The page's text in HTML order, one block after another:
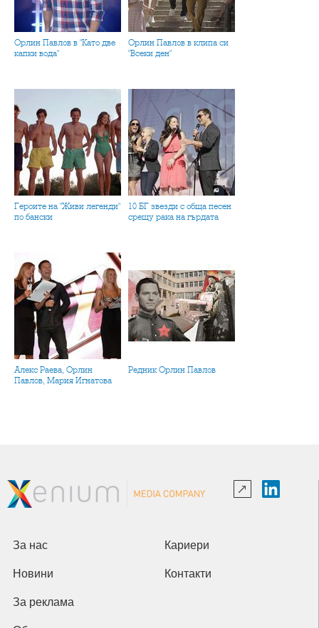
Орлин Павлов в "Като две
капки вода"
Орлин Павлов в клипа си
"Всеки ден"
Героите на "Живи легенди"
по бански
10 БГ звезди с обща песен
срещу рака на гърдата
Алекс Раева, Орлин
Павлов, Мария Игнатова
Редник Орлин Павлов
За нас Кариери
Новини Контакти
За реклама